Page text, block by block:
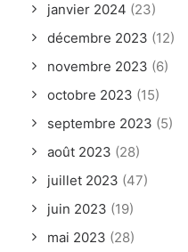
janvier 2024 (23)
décembre 2023 (12)
novembre 2023 (6)
octobre 2023 (15)
septembre 2023 (5)
août 2023 (28)
juillet 2023 (47)
juin 2023 (19)
mai 2023 (28)